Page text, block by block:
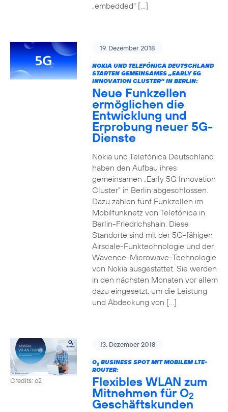
„embedded“ […]
19. Dezember 2018
NOKIA UND TELEFÓNICA DEUTSCHLAND
STARTEN GEMEINSAMES „EARLY 5G
INNOVATION CLUSTER“ IN BERLIN:
Neue Funkzellen
ermöglichen die
Entwicklung und
Erprobung neuer 5G-
Dienste
Nokia und Telefónica Deutschland
haben den Aufbau ihres
gemeinsamen „Early 5G Innovation
Cluster” in Berlin abgeschlossen.
Dazu zählen fünf Funkzellen im
Mobilfunknetz von Telefónica in
Berlin-Friedrichshain. Diese
Standorte sind mit der 5G-fähigen
Airscale-Funktechnologie und der
Wavence-Microwave-Technologie
von Nokia ausgestattet. Sie werden
in den nächsten Monaten vor allem
dazu eingesetzt, um die Leistung
und Abdeckung von […]
Credits: o2
13. Dezember 2018
O2BUSINESS SPOT MIT MOBILEM LTE-
ROUTER:
Flexibles WLAN zum
Mitnehmen für O2
Geschäftskunden